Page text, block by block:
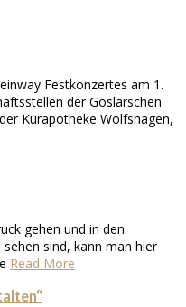
Festkonzertes am 1.
der Goslarschen
Kurapotheke Wolfshagen,
gehen und in den
sind, kann man hier
Read More